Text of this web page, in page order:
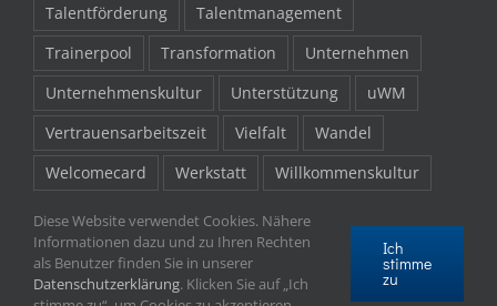
Talentförderung
Talentmanagement
Trainerpool
Transformation
Unternehmen
Unternehmenskultur
Unterstützung
uWM
Vertrauensarbeitszeit
Vielfalt
Wandel
Welcomecard
Werkstatt
Willkommenskultur
Willkommenspaket
Work-Life-Balance
Diese Website verwendet Cookies. Nähere
Informationen dazu und zu Ihren Rechten
als Benutzer finden Sie in unserer
Datenschutzerklärung. Klicken Sie auf „Ich
Ich
stimme
zu